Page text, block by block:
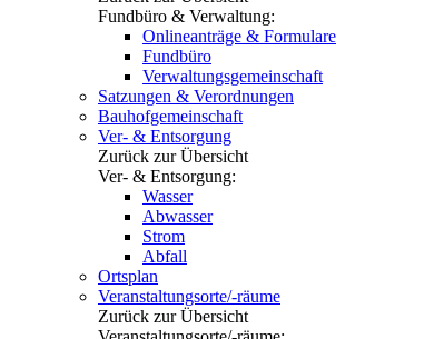
Fundbüro & Verwaltung:
Onlineanträge & Formulare
Fundbüro
Verwaltungsgemeinschaft
Satzungen & Verordnungen
Bauhofgemeinschaft
Ver- & Entsorgung
Zurück zur Übersicht
Ver- & Entsorgung:
Wasser
Abwasser
Strom
Abfall
Ortsplan
Veranstaltungsorte/-räume
Zurück zur Übersicht